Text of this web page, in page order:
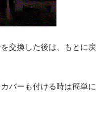
交換した後は、もとに戻
バーも付ける時は簡単に